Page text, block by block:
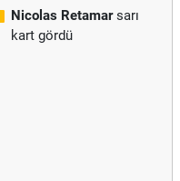
Nicolas Retamarsarı
kart gördü